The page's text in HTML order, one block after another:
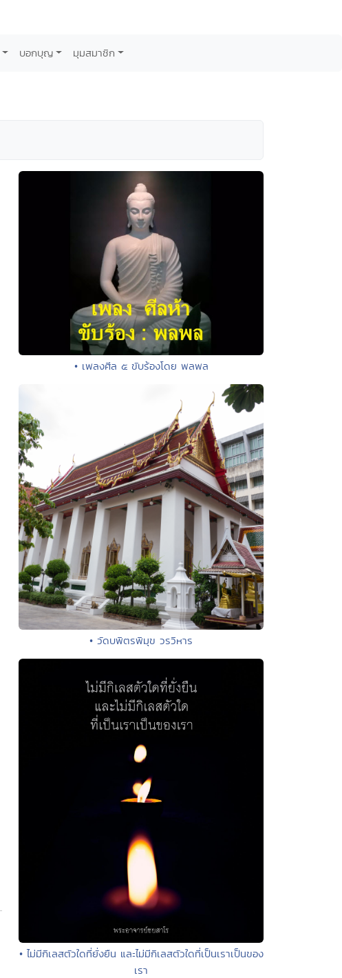
บอกบุญ มุมสมาชิก
• เพลงศีล ๕ ขับร้องโดย พลพล
• วัดบพิตรพิมุข วรวิหาร
• ไม่มีกิเลสตัวใดที่ยั่งยืน และไม่มีกิเลสตัวใดที่เป็นเราเป็นของ
เรา